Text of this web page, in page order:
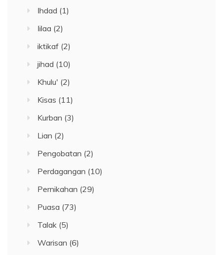
Ihdad (1)
Iilaa (2)
iktikaf (2)
jihad (10)
Khulu' (2)
Kisas (11)
Kurban (3)
Lian (2)
Pengobatan (2)
Perdagangan (10)
Pernikahan (29)
Puasa (73)
Talak (5)
Warisan (6)